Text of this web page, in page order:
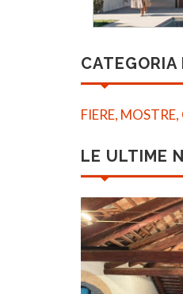
FIERE,
LE ULTIME